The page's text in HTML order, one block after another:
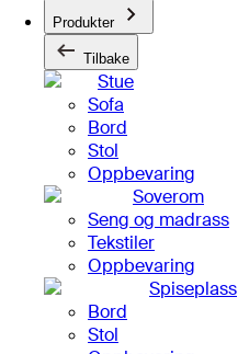
Produkter
Tilbake
Stue
Sofa
Bord
Stol
Oppbevaring
Soverom
Seng og madrass
Tekstiler
Oppbevaring
Spiseplass
Bord
Stol